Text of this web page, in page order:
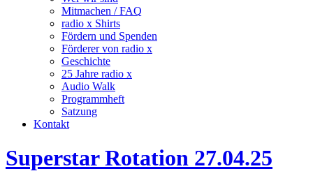
Mitmachen / FAQ
radio x Shirts
Fördern und Spenden
Förderer von radio x
Geschichte
25 Jahre radio x
Audio Walk
Programmheft
Satzung
Kontakt
Superstar Rotation 27.04.25